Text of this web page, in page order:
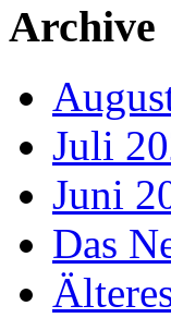
Archive
Juli
Juni
Das